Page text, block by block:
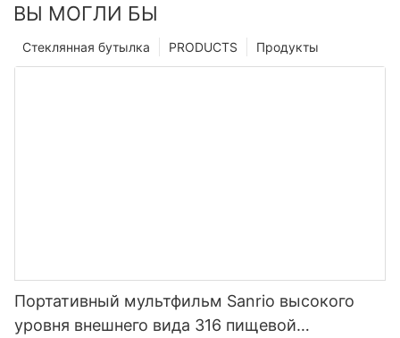
ВЫ МОГЛИ БЫ
Продукты
PRODUCTS
Стеклянная бутылка
Портативный мультфильм Sanrio высокого
уровня внешнего вида 316 пищевой